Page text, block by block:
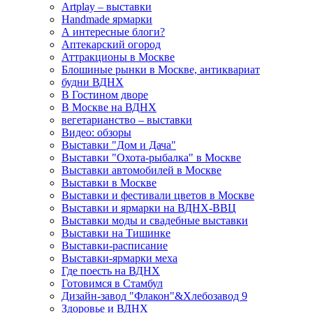
Artplay – выставки
Handmade ярмарки
А интересные блоги?
Аптекарский огород
Аттракционы в Москве
Блошиные рынки в Москве, антиквариат
будни ВДНХ
В Гостином дворе
В Москве на ВДНХ
вегетарианство – выставки
Видео: обзоры
Выставки "Дом и Дача"
Выставки "Охота-рыбалка" в Москве
Выставки автомобилей в Москве
Выставки в Москве
Выставки и фестивали цветов в Москве
Выставки и ярмарки на ВДНХ-ВВЦ
Выставки моды и свадебные выставки
Выставки на Тишинке
Выставки-расписание
Выставки-ярмарки меха
Где поесть на ВДНХ
Готовимся в Стамбул
Дизайн-завод "Флакон"&Хлебозавод 9
Здоровье и ВДНХ